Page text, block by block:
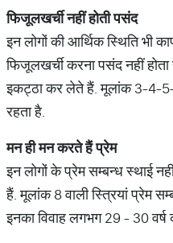
फिजूलखर्चीनहींहोतीपसंद
इन लोगों की आर्थिक स्थिति भी
फिजूलखर्ची करना पसंद नहीं
इकट्ठा कर लेते हैं. मूलांक 3-4-5-
रहता है.
मनहीमनकरतेहैंप्रेम
इन लोगों के प्रेम सम्बन्ध स्थाई
हैं. मूलांक 8 वाली स्त्रियां प्रेम
इनका विवाह लगभग 29 - 30